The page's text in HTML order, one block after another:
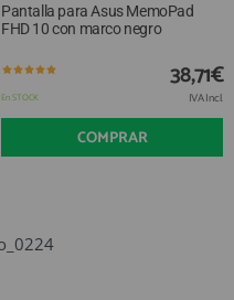
Pantalla para Asus MemoPad
FHD 10 con marco negro
En STOCK
38,71€
IVA Incl.
COMPRAR